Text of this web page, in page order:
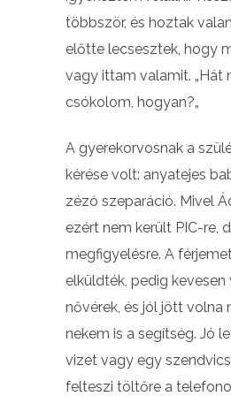
többször, és hoztak
előtte lecsesztek, hogy
vagy ittam valamit. „Hát
csókolom, hogyan?„
A gyerekorvosnak a
kérése volt: anyatejes
zézó szeparáció. Mivel
ezért nem került PIC-re,
megfigyelésre. A
elküldték, pedig
nővérek, és jól jött volna
nekem is a segítség. Jó
vizet vagy egy
felteszi töltőre a